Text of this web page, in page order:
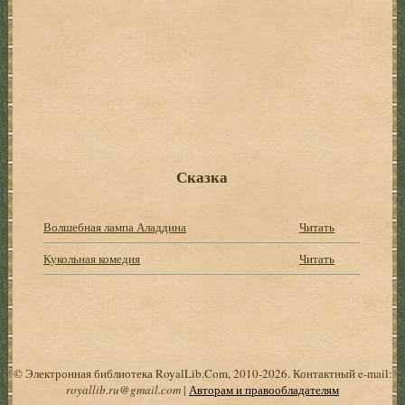
Сказка
Волшебная лампа Аладдина
Читать
Кукольная комедия
Читать
© Электронная библиотека RoyalLib.Com, 2010-2026. Контактный e-mail:
royallib.ru@gmail.com| Авторам и правообладателям